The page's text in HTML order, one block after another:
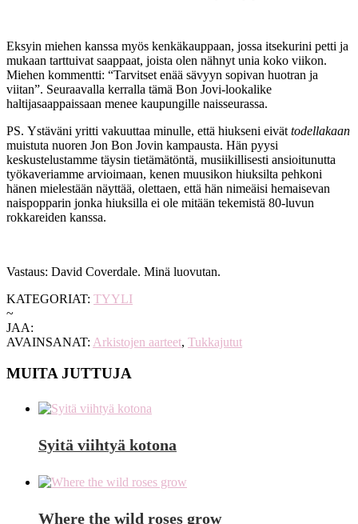
Eksyin miehen kanssa myös kenkäkauppaan, jossa itsekurini petti ja
mukaan tarttuivat saappaat, joista olen nähnyt unia koko viikon.
Miehen kommentti: “Tarvitset enää sävyyn sopivan huotran ja
viitan”. Seuraavalla kerralla tämä Bon Jovi-lookalike
haltijasaappaissaan menee kaupungille naisseurassa.
PS. Ystäväni yritti vakuuttaa minulle, että hiukseni eivättodellakaan
muistuta nuoren Jon Bon Jovin kampausta. Hän pyysi
keskustelustamme täysin tietämätöntä, musiikillisesti ansioitunutta
työkaveriamme arvioimaan, kenen muusikon hiuksilta pehkoni
hänen mielestään näyttää, olettaen, että hän nimeäisi hemaisevan
naispopparin jonka hiuksilla ei ole mitään tekemistä 80-luvun
rokkareiden kanssa.
Vastaus: David Coverdale. Minä luovutan.
KATEGORIAT: TYYLI
~
JAA:
AVAINSANAT: Arkistojen aarteet, Tukkajutut
MUITA JUTTUJA
Syitä viihtyä kotona
Where the wild roses grow